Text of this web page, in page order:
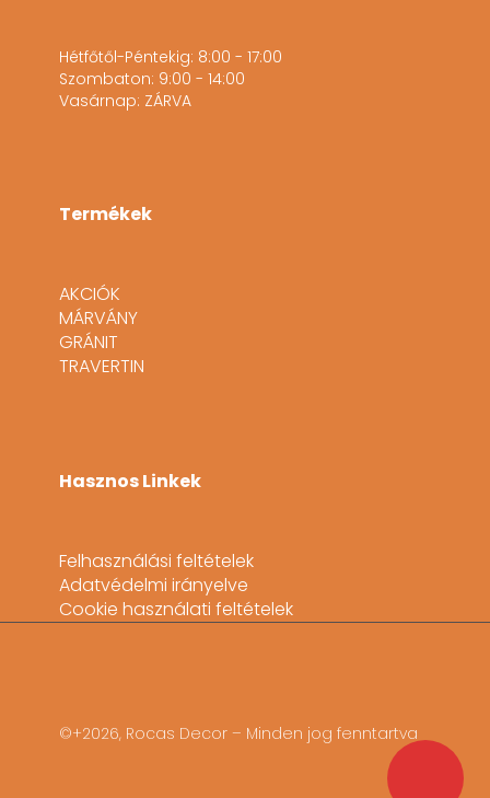
Hétfőtől-Péntekig: 8:00 - 17:00
Szombaton: 9:00 - 14:00
Vasárnap: ZÁRVA
Termékek
AKCIÓK
MÁRVÁNY
GRÁNIT
TRAVERTIN
Hasznos Linkek
Felhasználási feltételek
Adatvédelmi irányelve
Cookie használati feltételek
©+2026, Rocas Decor – Minden jog fenntartva